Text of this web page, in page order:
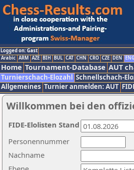
Logged on: Gast
Arabic ARM AZE BIH BUL CAT CHN CRO CZE DEN ENG
Home Tournament-Database AUT
Turnierschach-Elozahl Schnellschach-
Allgemeines Turnier anmelden: AUT
Willkommen bei den
Nachname
Personennummer
FIDE-Elolisten Stand